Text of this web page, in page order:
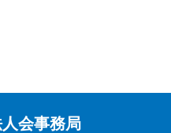
会事務局